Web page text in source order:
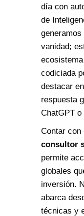
día con
de
vanidad;
codiciada
destacar
respuesta
ChatGPT o
Contar con
consultor
permite
globales
inversión.
abarca
técnicas y